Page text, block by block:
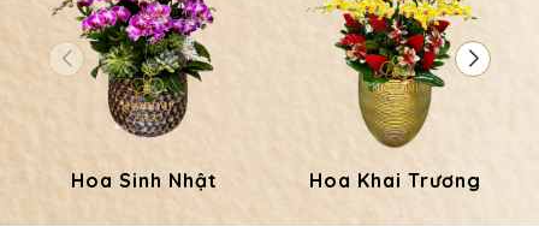
Hoa Sinh Nhật Hoa Khai Trương